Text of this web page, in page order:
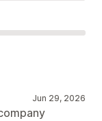
Jun 29, 2026